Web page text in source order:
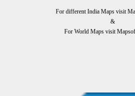
For different India Maps visit
&
For World Maps visit